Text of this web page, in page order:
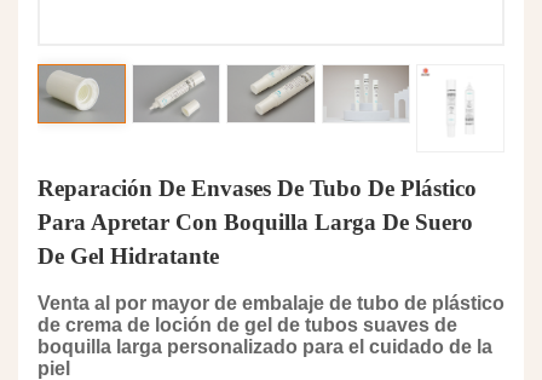
Reparación De Envases De Tubo De Plástico
Para Apretar Con Boquilla Larga De Suero
De Gel Hidratante
Venta al por mayor de embalaje de tubo de plástico
de crema de loción de gel de tubos suaves de
boquilla larga personalizado para el cuidado de la
piel